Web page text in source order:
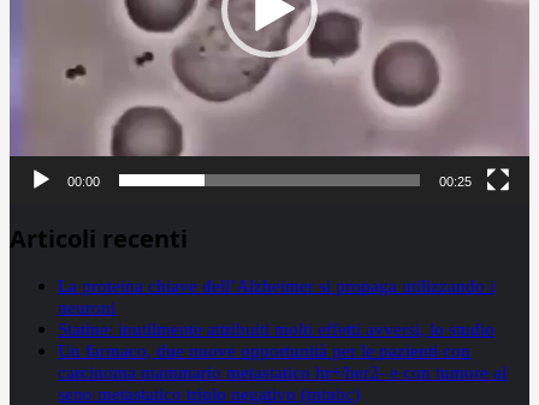
00:00 00:25
Articoli recenti
La proteina chiave dell’Alzheimer si propaga utilizzando i
neuroni
Statine: inutilmente attribuiti molti effetti avversi, lo studio
Un farmaco, due nuove opportunità per le pazienti con
carcinoma mammario metastatico hr+/her2- e con tumore al
seno metastatico triplo negativo (mtnbc)